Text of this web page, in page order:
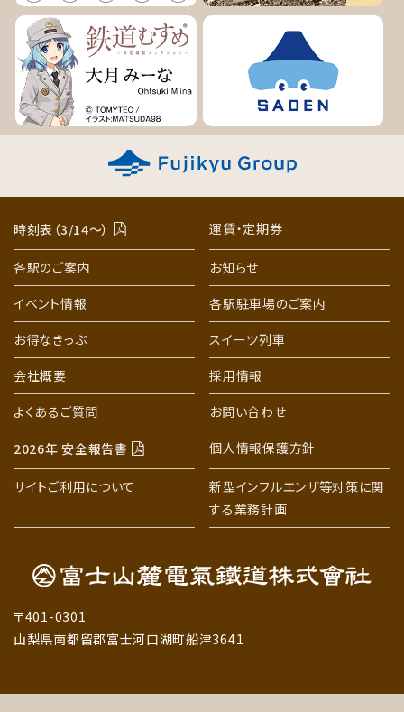
時刻表（3/14〜） 運賃・定期券
各駅のご案内
お知らせ
イベント情報
各駅駐車場のご案内
お得なきっぷ
スイーツ列車
会社概要
採用情報
よくあるご質問
お問い合わせ
2026年 安全報告書 個人情報保護方針
サイトご利用について
新型インフルエンザ等対策に関
する業務計画
〒401-0301
山梨県南都留郡富士河口湖町船津3641